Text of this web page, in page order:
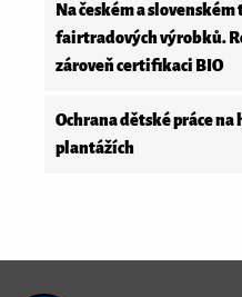
Na českém a
fairtradových výrobků.
zároveň certifikaci BIO
Ochrana dětské práce
plantážích